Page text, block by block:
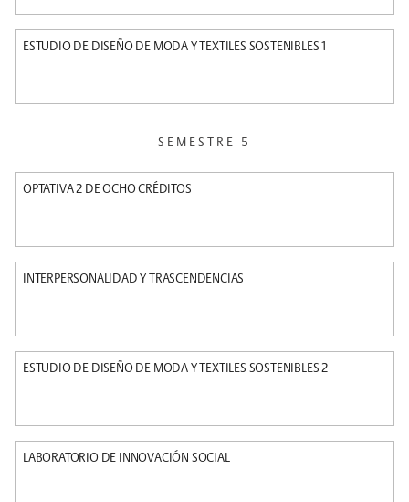
ESTUDIO DE DISEÑO DE MODA Y TEXTILES SOSTENIBLES 1
SEMESTRE 5
OPTATIVA 2 DE OCHO CRÉDITOS
INTERPERSONALIDAD Y TRASCENDENCIAS
ESTUDIO DE DISEÑO DE MODA Y TEXTILES SOSTENIBLES 2
LABORATORIO DE INNOVACIÓN SOCIAL